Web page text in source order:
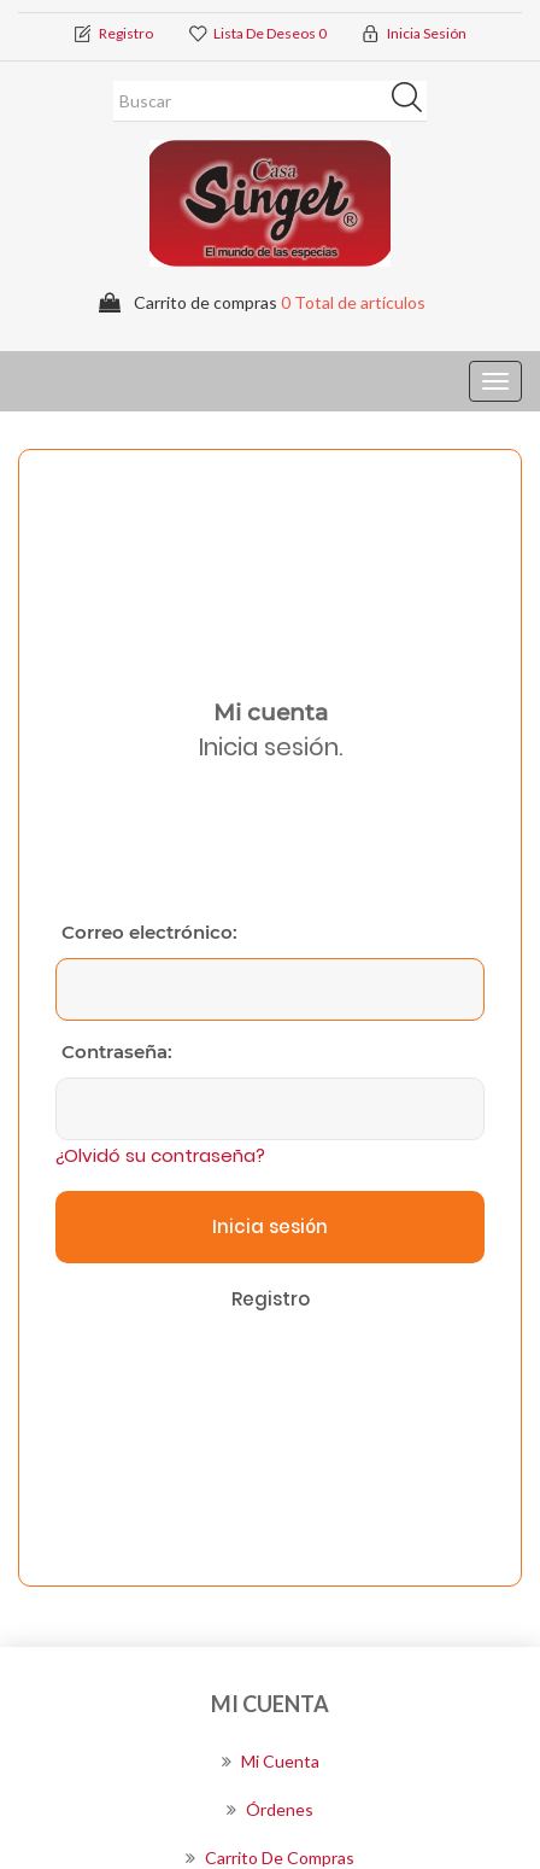
Registro Lista De Deseos 0 Inicia Sesión
Carrito de compras 0 Total de artículos
Mi cuenta
Inicia sesión.
Correo electrónico:
Contraseña:
¿Olvidó su contraseña?
Inicia sesión
Registro
MI CUENTA
Mi Cuenta
Órdenes
Carrito De Compras